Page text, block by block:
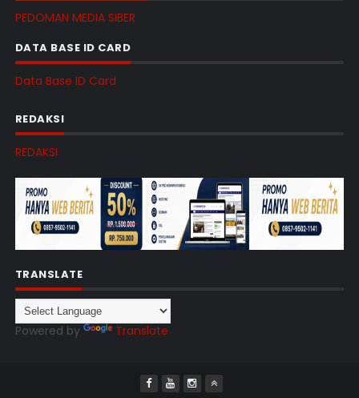
PEDOMAN MEDIA SIBER
DATA BASE ID CARD
Data Base ID Card
REDAKSI
REDAKSI
TRANSLATE
Powered by Translate